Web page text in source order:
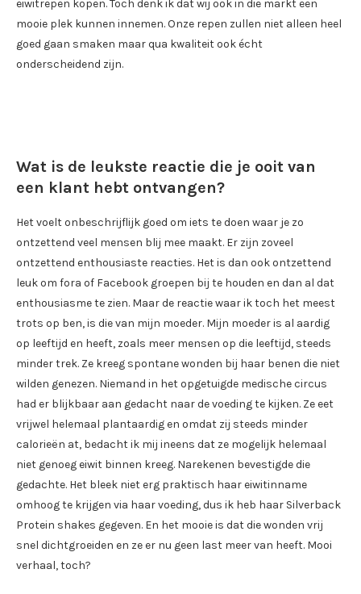
eiwitrepen kopen. Toch denk ik dat wij ook in die markt een
mooie plek kunnen innemen. Onze repen zullen niet alleen heel
goed gaan smaken maar qua kwaliteit ook écht
onderscheidend zijn.
Wat is de leukste reactie die je ooit van
een klant hebt ontvangen?
Het voelt onbeschrijflijk goed om iets te doen waar je zo
ontzettend veel mensen blij mee maakt. Er zijn zoveel
ontzettend enthousiaste reacties. Het is dan ook ontzettend
leuk om fora of Facebook groepen bij te houden en dan al dat
enthousiasme te zien. Maar de reactie waar ik toch het meest
trots op ben, is die van mijn moeder. Mijn moeder is al aardig
op leeftijd en heeft, zoals meer mensen op die leeftijd, steeds
minder trek. Ze kreeg spontane wonden bij haar benen die niet
wilden genezen. Niemand in het opgetuigde medische circus
had er blijkbaar aan gedacht naar de voeding te kijken. Ze eet
vrijwel helemaal plantaardig en omdat zij steeds minder
calorieën at, bedacht ik mij ineens dat ze mogelijk helemaal
niet genoeg eiwit binnen kreeg. Narekenen bevestigde die
gedachte. Het bleek niet erg praktisch haar eiwitinname
omhoog te krijgen via haar voeding, dus ik heb haar Silverback
Protein shakes gegeven. En het mooie is dat die wonden vrij
snel dichtgroeiden en ze er nu geen last meer van heeft. Mooi
verhaal, toch?